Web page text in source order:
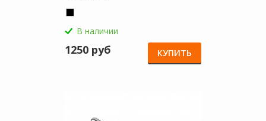
В наличии
1250 руб КУПИТЬ